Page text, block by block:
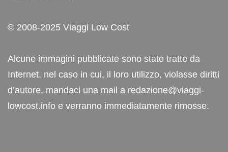
© 2008-2025 Viaggi Low Cost
Alcune immagini pubblicate sono state tratte da
Internet, nel caso in cui, il loro utilizzo, violasse diritti
d’autore, mandaci una mail a redazione@viaggi-
lowcost.info e verranno immediatamente rimosse.